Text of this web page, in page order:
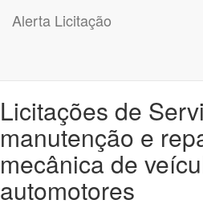
Alerta Licitação
Licitações de
manutenção e
mecânica de
automotores